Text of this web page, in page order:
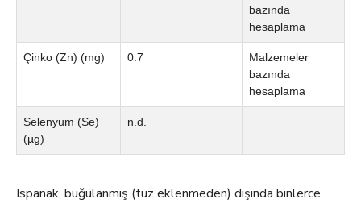
bazında
hesaplama
Çinko (Zn) (mg) 0.7
Malzemeler
bazında
hesaplama
Selenyum (Se)
(µg)
n.d.
Ispanak, buğulanmış (tuz eklenmeden) dışında binlerce